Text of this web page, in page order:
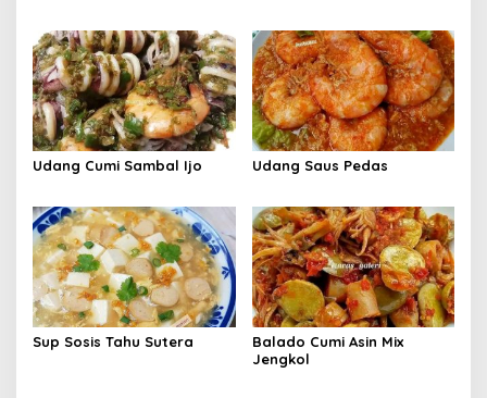
Udang Cumi Sambal Ijo Udang Saus Pedas
Sup Sosis Tahu Sutera
Balado Cumi Asin Mix
Jengkol